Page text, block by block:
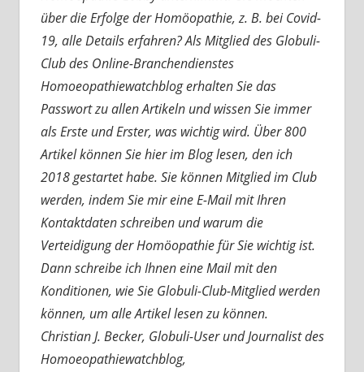
über die Erfolge der Homöopathie, z. B. bei Covid-
19, alle Details erfahren? Als Mitglied des Globuli-
Club des Online-Branchendienstes
Homoeopathiewatchblog erhalten Sie das
Passwort zu allen Artikeln und wissen Sie immer
als Erste und Erster, was wichtig wird. Über 800
Artikel können Sie hier im Blog lesen, den ich
2018 gestartet habe. Sie können Mitglied im Club
werden, indem Sie mir eine E-Mail mit Ihren
Kontaktdaten schreiben und warum die
Verteidigung der Homöopathie für Sie wichtig ist.
Dann schreibe ich Ihnen eine Mail mit den
Konditionen, wie Sie Globuli-Club-Mitglied werden
können, um alle Artikel lesen zu können.
Christian J. Becker, Globuli-User und Journalist des
Homoeopathiewatchblog,